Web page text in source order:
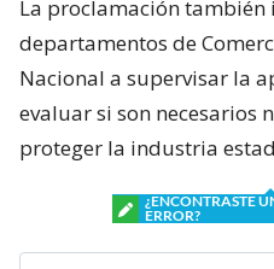
La proclamación también
departamentos de
Nacional a supervisar la
evaluar si son necesarios
proteger la industria
¿ENCONTRASTE
ERROR?